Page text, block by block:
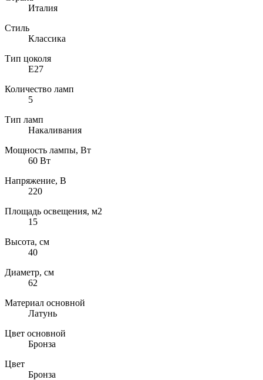
Италия
Стиль
Классика
Тип цоколя
E27
Количество ламп
5
Тип ламп
Накаливания
Мощность лампы, Вт
60 Вт
Напряжение, В
220
Площадь освещения, м2
15
Высота, см
40
Диаметр, см
62
Материал основной
Латунь
Цвет основной
Бронза
Цвет
Бронза